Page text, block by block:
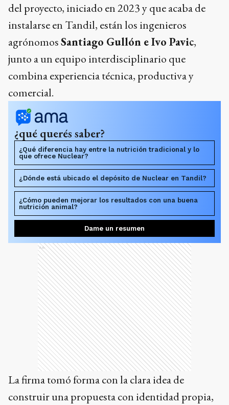
del proyecto, iniciado en 2023 y que acaba de
instalarse en Tandil, están los ingenieros
agrónomosSantiago Gullón e Ivo Pavic,
junto a un equipo interdisciplinario que
combina experiencia técnica, productiva y
comercial.
¿qué querés saber?
¿Qué diferencia hay entre la nutrición tradicional y lo
que ofrece Nuclear?
¿Dónde está ubicado el depósito de Nuclear en Tandil?
¿Cómo pueden mejorar los resultados con una buena
nutrición animal?
Dame un resumen
Ads
La firma tomó forma con la clara idea de
construir una propuesta con identidad propia,